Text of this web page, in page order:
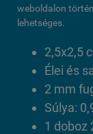
weboldalon
lehetséges.
2,5x2,5
Élei és
2 mm
Súlya:
1 doboz